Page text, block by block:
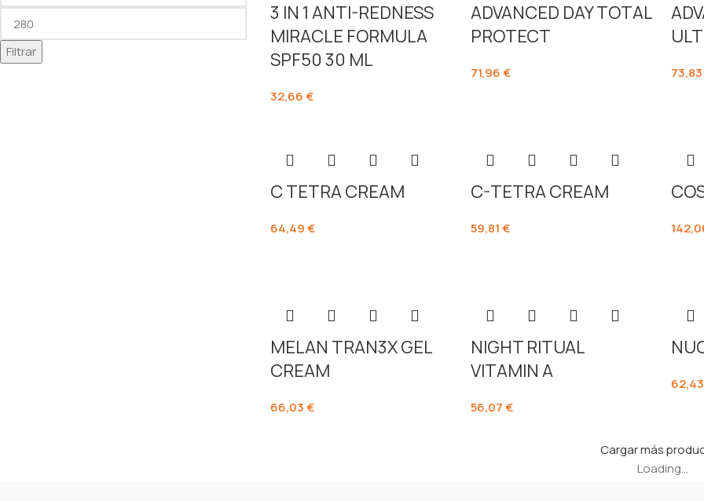
Filtrar
3 IN 1 ANTI-REDNESS
MIRACLE FORMULA
SPF50 30 ML
32,66€
ADVANCED DAY TOTAL
PROTECT
71,96€ 73,83
C TETRA CREAM
64,49€
C-TETRA CREAM
59,81€
MELAN TRAN3X GEL
CREAM
66,03€
NIGHT RITUAL
VITAMIN A
56,07€
62,43
Cargar más
Loading...